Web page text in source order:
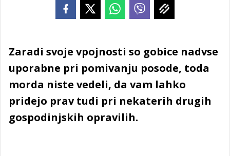
Zaradi svoje vpojnosti so gobice nadvse
uporabne pri pomivanju posode, toda
morda niste vedeli, da vam lahko
pridejo prav tudi pri nekaterih drugih
gospodinjskih opravilih.